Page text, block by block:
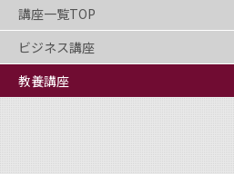
講座一覧TOP
ビジネス講座
教養講座